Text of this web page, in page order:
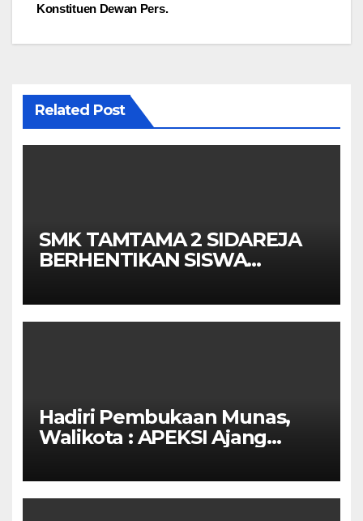
Konstituen Dewan Pers.
Related Post
SMK TAMTAMA 2 SIDAREJA
BERHENTIKAN SISWA
LAKRI CILACAP TURUN
TANGAN
Hadiri Pembukaan Munas,
Walikota : APEKSI Ajang